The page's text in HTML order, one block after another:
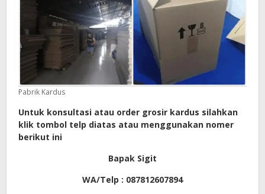
Pabrik Kardus
Untuk konsultasi atau order grosir kardus silahkan
klik tombol telp diatas atau menggunakan nomer
berikut ini
Bapak Sigit
WA/Telp : 087812607894